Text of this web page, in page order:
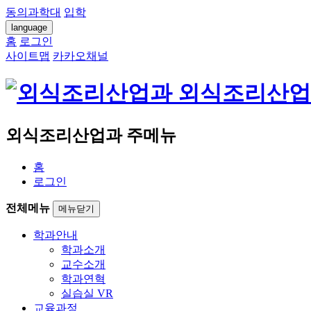
동의과학대 입학
language
홈 로그인
사이트맵 카카오채널
외식조리산
외식조리산업과 주메뉴
홈
로그인
전체메뉴 메뉴닫기
학과안내
학과소개
교수소개
학과연혁
실습실 VR
교육과정